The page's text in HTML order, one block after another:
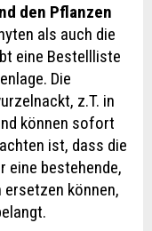
den Pflanzen
als auch die
eine Bestellliste
Die
z.T. in
können sofort
ist, dass die
eine bestehende,
können,